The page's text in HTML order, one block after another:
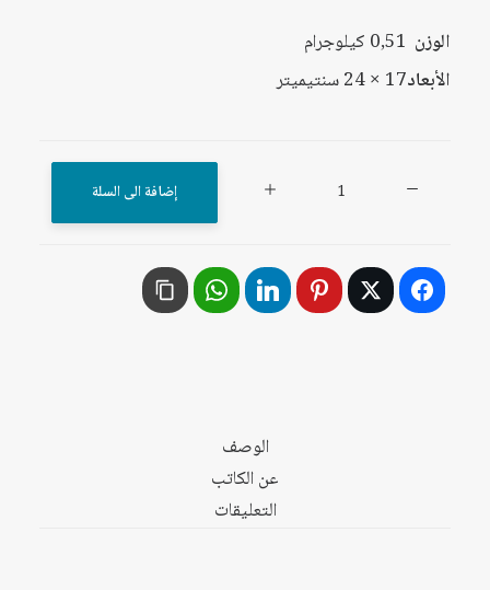
الوزن 0,51 كيلوجرام
الأبعاد17 × 24 سنتيميتر
بعد
الحرب:
إضافة الى السلة
الوصف
عن الكاتب
التعليقات